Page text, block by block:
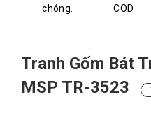
chóng.
COD
Tranh Gốm Bát
MSP TR-3523